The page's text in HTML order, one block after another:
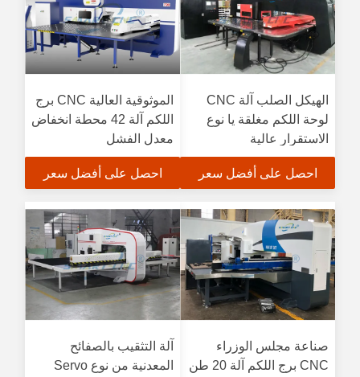
الهيكل الصلب آلة CNC
لوحة اللكم مغلقة يا نوع
الاستقرار عالية
احصل على أفضل سعر
الموثوقية العالية CNC برج
اللكم آلة 42 محطة انخفاض
معدل الفشل
احصل على أفضل سعر
صناعة مجلس الوزراء
CNC برج اللكم آلة 20 طن
آلة التثقيب بالصفائح
المعدنية من نوع Servo